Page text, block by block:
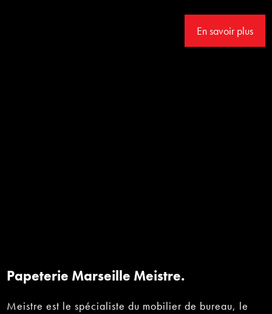
En savoir plus
Papeterie Marseille Meistre.
Meistre est le spécialiste du mobilier de bureau, le